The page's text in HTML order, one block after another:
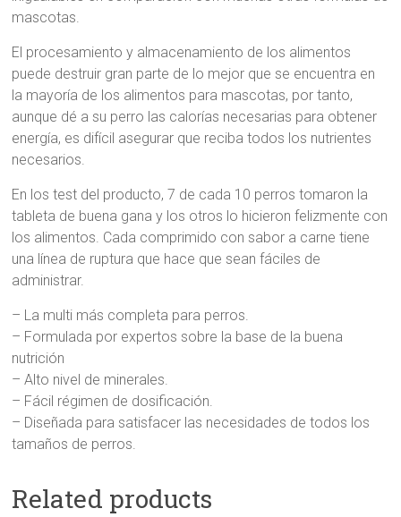
mascotas.
El procesamiento y almacenamiento de los alimentos
puede destruir gran parte de lo mejor que se encuentra en
la mayoría de los alimentos para mascotas, por tanto,
aunque dé a su perro las calorías necesarias para obtener
energía, es difícil asegurar que reciba todos los nutrientes
necesarios.
En los test del producto, 7 de cada 10 perros tomaron la
tableta de buena gana y los otros lo hicieron felizmente con
los alimentos. Cada comprimido con sabor a carne tiene
una línea de ruptura que hace que sean fáciles de
administrar.
– La multi más completa para perros.
– Formulada por expertos sobre la base de la buena
nutrición
– Alto nivel de minerales.
– Fácil régimen de dosificación.
– Diseñada para satisfacer las necesidades de todos los
tamaños de perros.
Related products